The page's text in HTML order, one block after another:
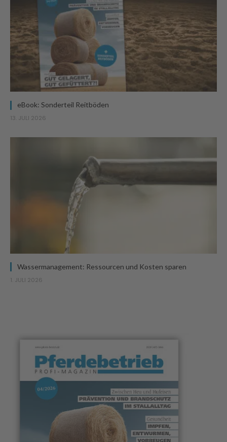
eBook: Sonderteil Reitböden
13. JULI 2026
Wassermanagement: Ressourcen und Kosten sparen
1. JULI 2026